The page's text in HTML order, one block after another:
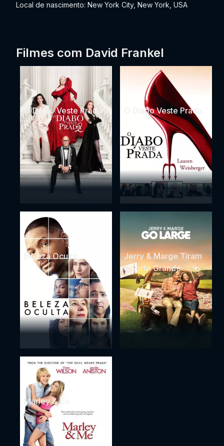
Local de nascimento: New York City, New York, USA
Filmes com David Frankel
O Diabo Veste Prada
2
O Diabo Veste Prada
Beleza Oculta
Jerry & Marge Tiram
a Sorte Grande
Marley & Eu